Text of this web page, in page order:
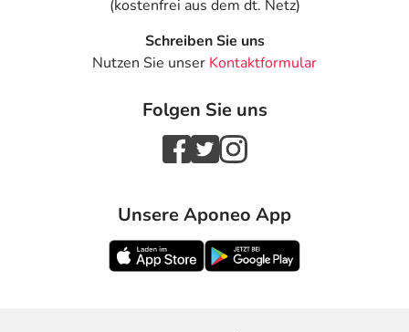
(kostenfrei aus dem dt. Netz)
Schreiben Sie uns
Nutzen Sie unser Kontaktformular
Folgen Sie uns
Unsere Aponeo App